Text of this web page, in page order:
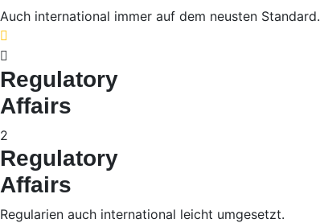
Auch international immer auf dem neusten Standard.
Regulatory
Affairs
2
Regulatory
Affairs
Regularien auch international leicht umgesetzt.